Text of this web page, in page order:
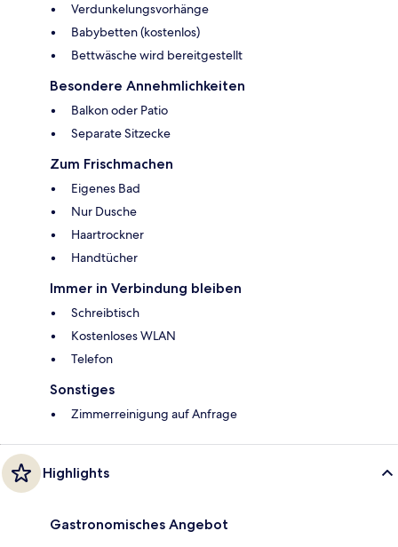
Verdunkelungsvorhänge
Babybetten (kostenlos)
Bettwäsche wird bereitgestellt
Besondere Annehmlichkeiten
Balkon oder Patio
Separate Sitzecke
Zum Frischmachen
Eigenes Bad
Nur Dusche
Haartrockner
Handtücher
Immer in Verbindung bleiben
Schreibtisch
Kostenloses WLAN
Telefon
Sonstiges
Zimmerreinigung auf Anfrage
Highlights
Gastronomisches Angebot